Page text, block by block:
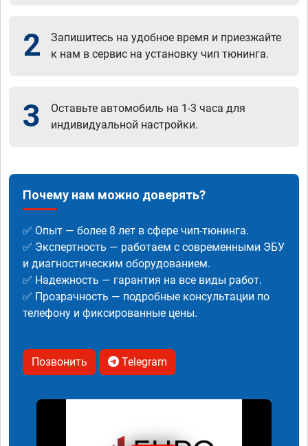
2
Запишитесь на удобное время и приезжайте
к нам в сервис на установку чип тюнинга.
3
Оставьте автомобиль на 1-3 часа для
индивидуальной настройки.
Почему нам можно доверять?
✅ Опыт — более 8 лет в сфере чип-тюнинга.
✅ Экспертность — работаем с современными ЭБУ
и диагностическим оборудованием.
✅ Надежность — гарантия на все виды работ.
✅ Прозрачность — подробные консультации по
телефону и фиксированные цены.
Позвонить Telegram